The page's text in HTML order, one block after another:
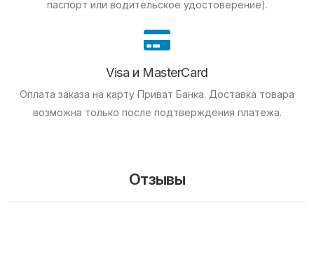
паспорт или водительское удостоверение).
Visa и MasterCard
Оплата заказа на карту Приват Банка. Доставка товара
возможна только после подтверждения платежа.
Отзывы